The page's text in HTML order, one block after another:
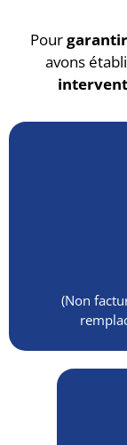
Pour
avons
(Non